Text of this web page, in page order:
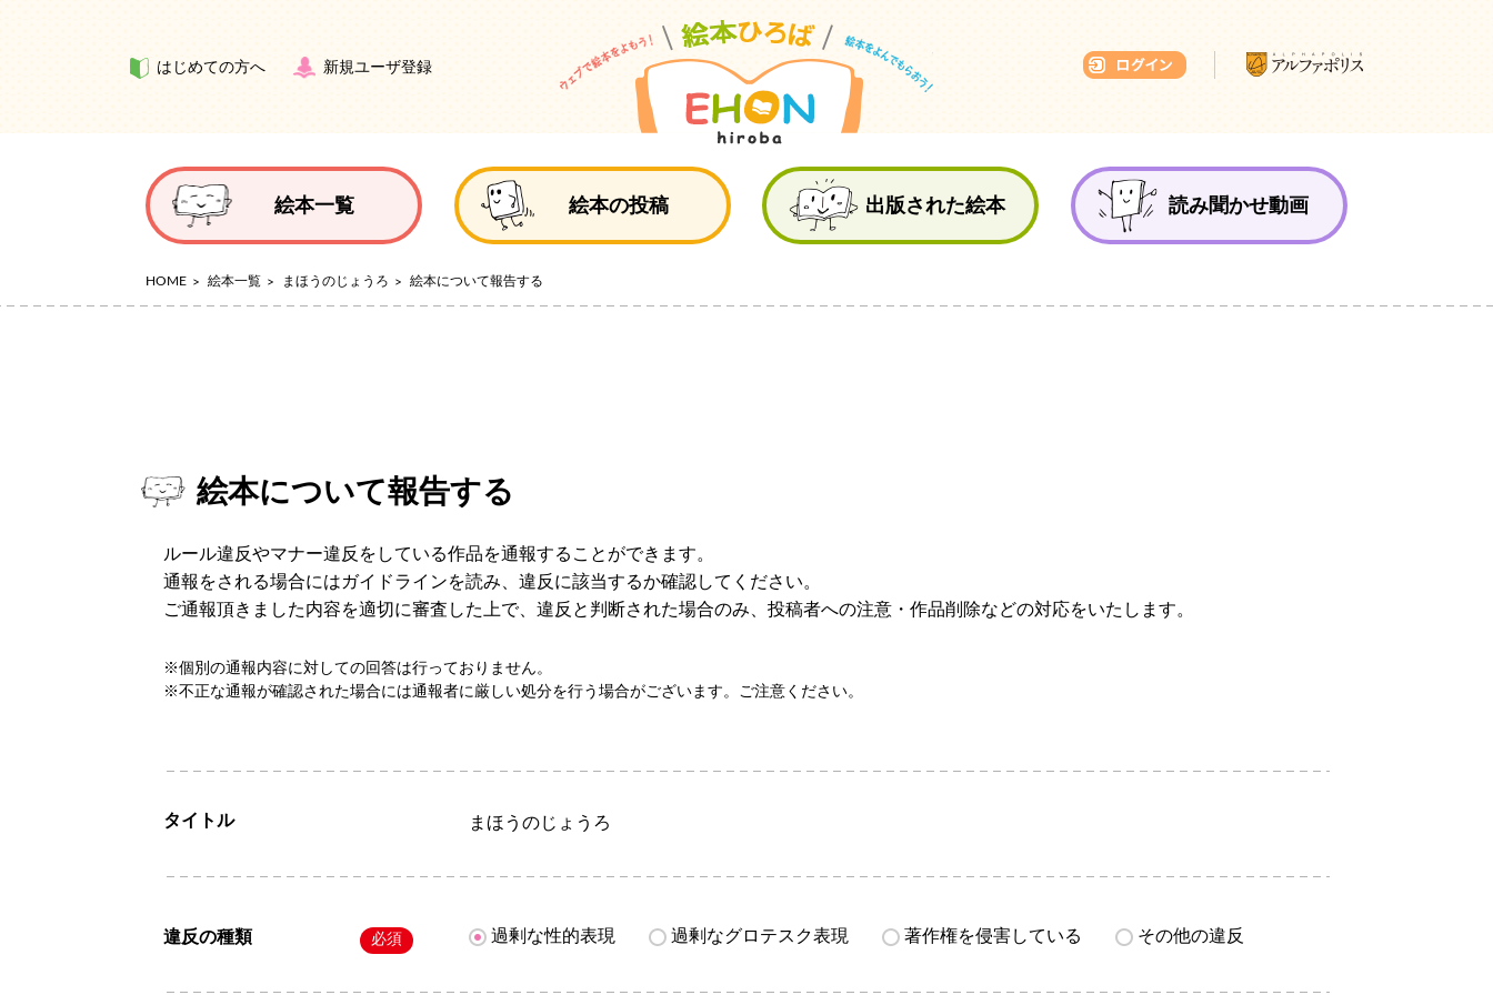
はじめての方へ 新規ユーザ登録
絵本一覧 絵本の投稿 出版された絵本 読み聞かせ動画
HOME 絵本一覧 まほうのじょうろ 絵本について報告する
絵本について報告する
ルール違反やマナー違反をしている作品を通報することができます。
通報をされる場合にはガイドラインを読み、違反に該当するか確認してください。
ご通報頂きました内容を適切に審査した上で、違反と判断された場合のみ、投稿者への注意・作品削除などの対応をいたします。
※個別の通報内容に対しての回答は行っておりません。
※不正な通報が確認された場合には通報者に厳しい処分を行う場合がございます。ご注意ください。
タイトル まほうのじょうろ
違反の種類 必須 過剰な性的表現 過剰なグロテスク表現 著作権を侵害している その他の違反